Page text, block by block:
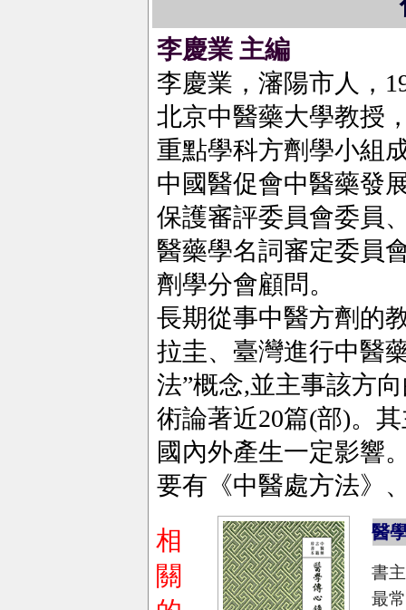
李慶業 主編
李慶業，瀋陽市人，
北京中醫藥大學教授
重點學科方劑學小組
中國醫促會中醫藥發
保護審評委員會委員
醫藥學名詞審定委員
劑學分會顧問。
長期從事中醫方劑的
拉圭、臺灣進行中醫
法”概念,並主事該方
術論著近20篇(部)。
國內外產生一定影響
要有《中醫處方法》
相
關
醫
書
最